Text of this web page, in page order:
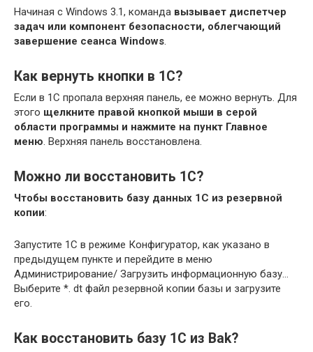
Начиная с Windows 3.1, команда вызывает диспетчер
задач или компонент безопасности, облегчающий
завершение сеанса Windows.
Как вернуть кнопки в 1С?
Если в 1С пропала верхняя панель, ее можно вернуть. Для
этого щелкните правой кнопкой мыши в серой
области программы и нажмите на пункт Главное
меню. Верхняя панель восстановлена.
Можно ли восстановить 1С?
Чтобы восстановить базу данных 1С из резервной
копии:
Запустите 1С в режиме Конфигуратор, как указано в
предыдущем пункте и перейдите в меню
Администрирование/ Загрузить информационную базу…
Выберите *. dt файл резервной копии базы и загрузите
его.
Как восстановить базу 1С из Bak?